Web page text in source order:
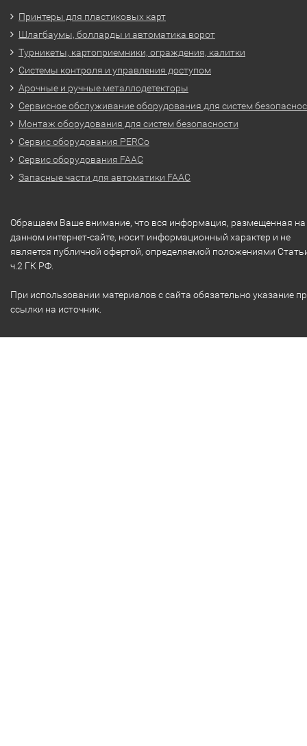
Принтеры для пластиковых карт
Шлагбаумы, болларды и автоматика ворот
Турникеты, картоприемники, ограждения, калитки
Системы контроля и управления доступом
Арочные и ручные металлодетекторы
Сервисное обслуживание оборудования для систем
Монтаж оборудования для систем безопасности
Сервис оборудования PERCo
Сервис оборудования FAAC
Запасные части для автоматики FAAC
Обращаем Ваше внимание, что вся информация, размещенная на
данном интернет-сайте, носит информационный характер и не
является публичной офертой, определяемой положениями
ч.2 ГК РФ.
При использовании материалов с сайта обязательно указание
ссылки на источник.